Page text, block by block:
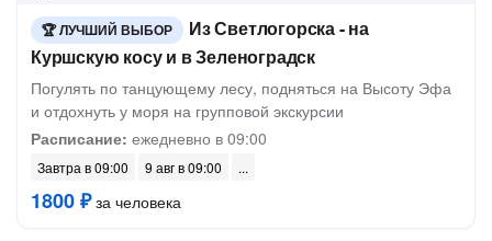
ЛУЧШИЙ ВЫБОР
Из Светлогорска - на
Куршскую косу и в Зеленоградск
Погулять по танцующему лесу, подняться на Высоту Эфа
и отдохнуть у моря на групповой экскурсии
Расписание: ежедневно в 09:00
Завтра в 09:00 9 авг в 09:00
1800 ₽за человека